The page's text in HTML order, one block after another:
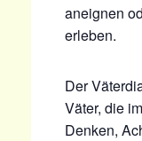
aneignen
erleben.
Der
Väter, die
Denken,